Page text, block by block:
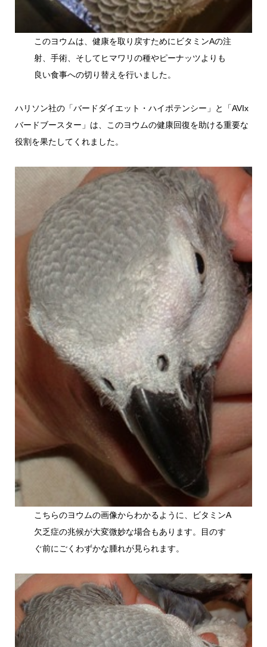
このヨウムは、健康を取り戻すためにビタミンAの注
射、手術、そしてヒマワリの種やピーナッツよりも
良い食事への切り替えを行いました。
ハリソン社の「バードダイエット・ハイポテンシー」と「AVIx
バードブースター」は、このヨウムの健康回復を助ける重要な
役割を果たしてくれました。
こちらのヨウムの画像からわかるように、ビタミンA
欠乏症の兆候が大変微妙な場合もあります。目のす
ぐ前にごくわずかな腫れが見られます。